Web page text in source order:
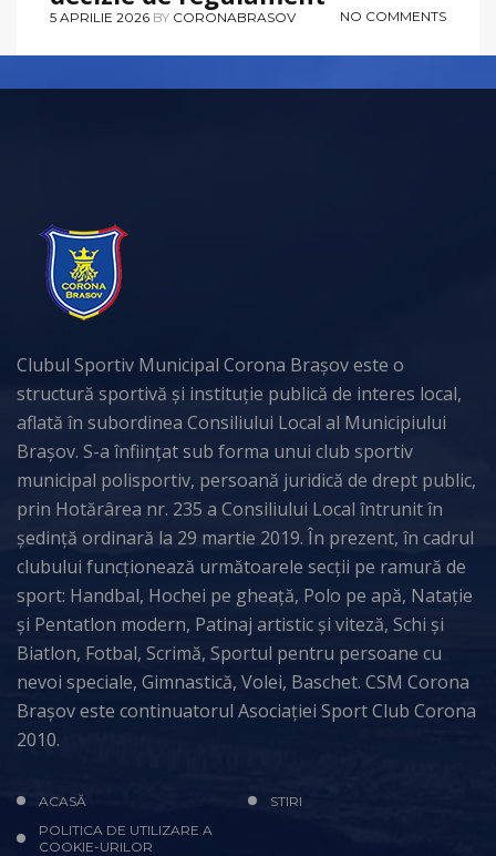
5 APRILIE 2026 BY CORONABRASOV NO COMMENTS
Clubul Sportiv Municipal Corona Brașov este o
structură sportivă și instituție publică de interes local,
aflată în subordinea Consiliului Local al Municipiului
Brașov. S-a înființat sub forma unui club sportiv
municipal polisportiv, persoană juridică de drept public,
prin Hotărârea nr. 235 a Consiliului Local întrunit în
ședință ordinară la 29 martie 2019. În prezent, în cadrul
clubului funcționează următoarele secții pe ramură de
sport: Handbal, Hochei pe gheață, Polo pe apă, Natație
și Pentatlon modern, Patinaj artistic și viteză, Schi și
Biatlon, Fotbal, Scrimă, Sportul pentru persoane cu
nevoi speciale, Gimnastică, Volei, Baschet. CSM Corona
Brașov este continuatorul Asociației Sport Club Corona
2010.
ACASĂ
STIRI
POLITICA DE UTILIZARE A
COOKIE-URILOR